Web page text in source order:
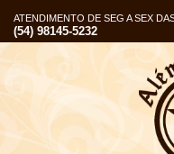
ATENDIMENTO DE SEG A SEX
(54) 98145-5232